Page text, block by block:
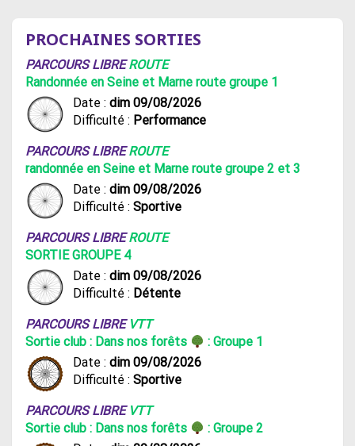
PROCHAINES SORTIES
PARCOURS LIBREROUTE
Randonnée en Seine et Marne route groupe 1
Date : dim 09/08/2026
Difficulté : Performance
PARCOURS LIBREROUTE
randonnée en Seine et Marne route groupe 2 et 3
Date : dim 09/08/2026
Difficulté : Sportive
PARCOURS LIBREROUTE
SORTIE GROUPE 4
Date : dim 09/08/2026
Difficulté : Détente
PARCOURS LIBRE VTT
Sortie club : Dans nos forêts
: Groupe 1
Date : dim 09/08/2026
Difficulté : Sportive
PARCOURS LIBRE VTT
Sortie club : Dans nos forêts
: Groupe 2